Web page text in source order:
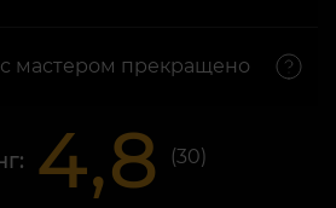
мастером прекращено
4,8 (30)